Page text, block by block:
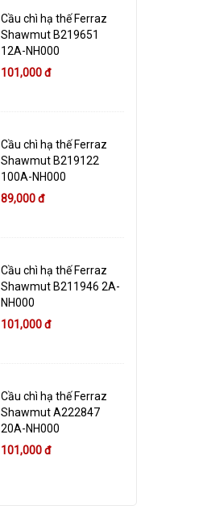
Cầu chì hạ thế Ferraz
Shawmut B219651
12A-NH000
101,000 đ
Cầu chì hạ thế Ferraz
Shawmut B219122
100A-NH000
89,000 đ
Cầu chì hạ thế Ferraz
Shawmut B211946 2A-
NH000
101,000 đ
Cầu chì hạ thế Ferraz
Shawmut A222847
20A-NH000
101,000 đ